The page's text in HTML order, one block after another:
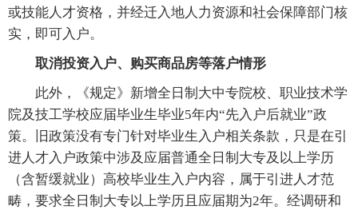
或技能人才资格，并经迁入地人力资源和社会保障部门核
实，即可入户。
取消投资入户、购买商品房等落户情形
此外，《规定》新增全日制大中专院校、职业技术学
院及技工学校应届毕业生毕业5年内“先入户后就业”政
策。旧政策没有专门针对毕业生入户相关条款，只是在引
进人才入户政策中涉及应届普通全日制大专及以上学历
（含暂缓就业）高校毕业生入户内容，属于引进人才范
畴，要求全日制大专以上学历且应届期为2年。经调研和